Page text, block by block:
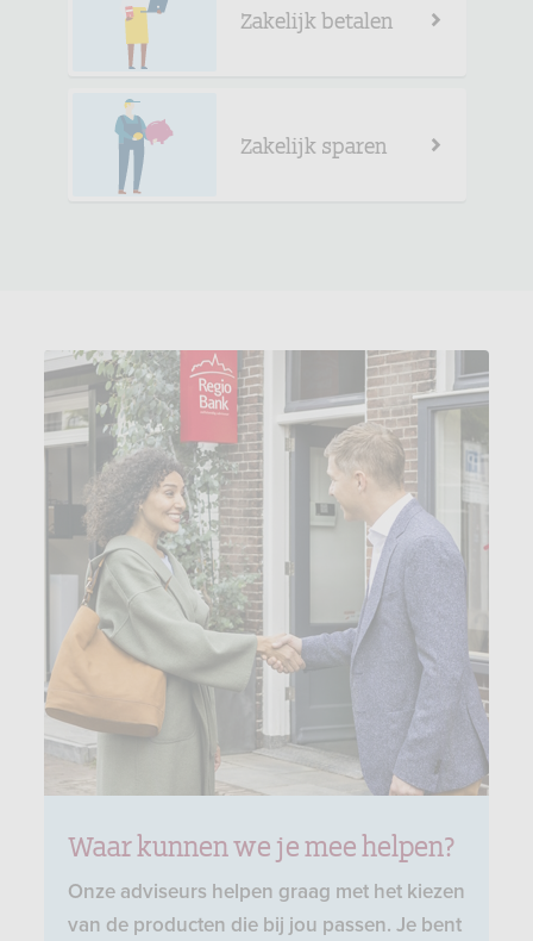
Zakelijk betalen
Zakelijk sparen
Waar kunnen we je mee helpen?
Onze adviseurs helpen graag met het kiezen
van de producten die bij jou passen. Je bent